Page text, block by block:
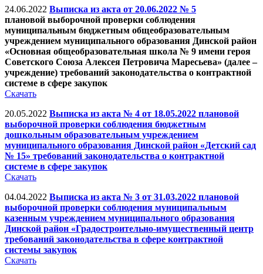
24.06.2022 Выписка из акта от 20.06.2022 № 5
плановой выборочной проверки соблюдения
муниципальным бюджетным общеобразовательным
учреждением муниципального образования Динской район
«Основная общеобразовательная школа № 9 имени героя
Советского Союза Алексея Петровича Маресьева» (далее –
учреждение) требований законодательства о контрактной
системе в сфере закупок
Скачать
20.05.2022 Выписка из акта № 4 от 18.05.2022 плановой
выборочной проверки соблюдения бюджетным
дошкольным образовательным учреждением
муниципального образования Динской район «Детский сад
№ 15» требований законодательства о контрактной
системе в сфере закупок
Скачать
04.04.2022 Выписка из акта № 3 от 31.03.2022 плановой
выборочной проверки соблюдения муниципальным
казенным учреждением муниципального образования
Динской район «Градостроительно-имущественный центр
требований законодательства в сфере контрактной
системы закупок
Скачать